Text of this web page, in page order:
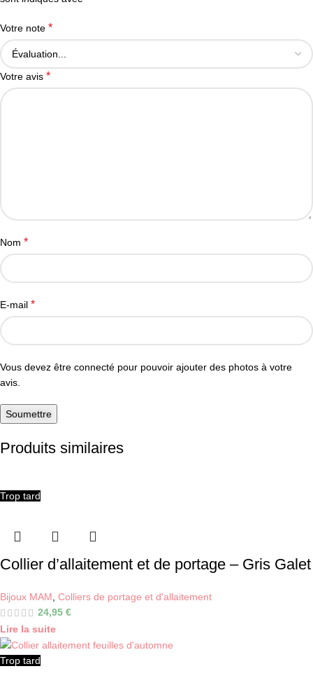
Votre note *
Votre avis *
Nom *
E-mail *
Vous devez être connecté pour pouvoir ajouter des photos à votre
avis.
Produits similaires
Trop tard
Collier d’allaitement et de portage – Gris Galet
Bijoux MAM, Colliers de portage et d'allaitement
24,95 €
Lire la suite
Trop tard